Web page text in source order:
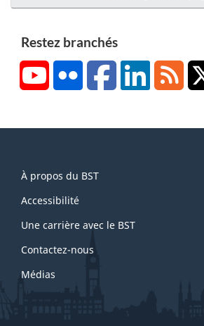
Restez branchés
YouTubeFlickr FacebookLinkedInRSS
this
site
À propos du BST
Accessibilité
Une carrière avec le BST
Contactez-nous
Médias